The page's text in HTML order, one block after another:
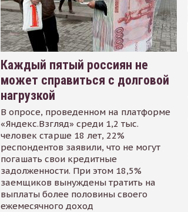
Каждый пятый россиян не
может справиться с долговой
нагрузкой
В опросе, проведенном на платформе
«Яндекс.Взгляд» среди 1,2 тыс.
человек старше 18 лет, 22%
респондентов заявили, что не могут
погашать свои кредитные
задолженности. При этом 18,5%
заемщиков вынуждены тратить на
выплаты более половины своего
ежемесячного доход